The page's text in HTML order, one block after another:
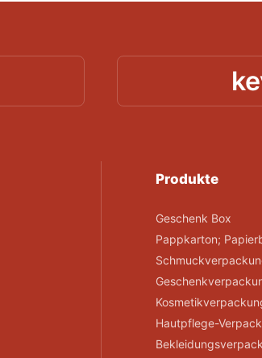
Produkte
Geschenk Box
Pappkarton;
Hautpflege-